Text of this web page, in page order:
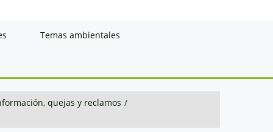
Temas ambientales
quejas y reclamos /